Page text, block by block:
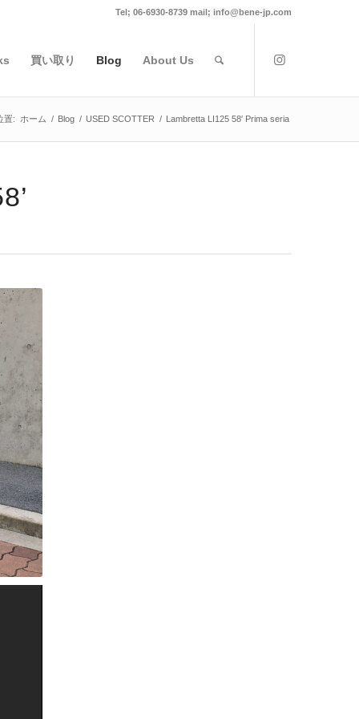
Tel; 06-6930-8739 mail; info@bene-jp.com
買い取り Blog About Us
置: ホーム / Blog / USED SCOTTER / Lambretta LI125 58′ Prima seria